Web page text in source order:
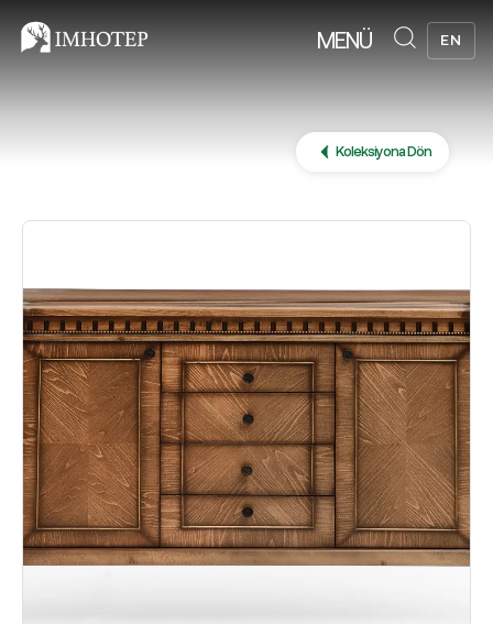
MENÜ EN
Koleksiyona Dön